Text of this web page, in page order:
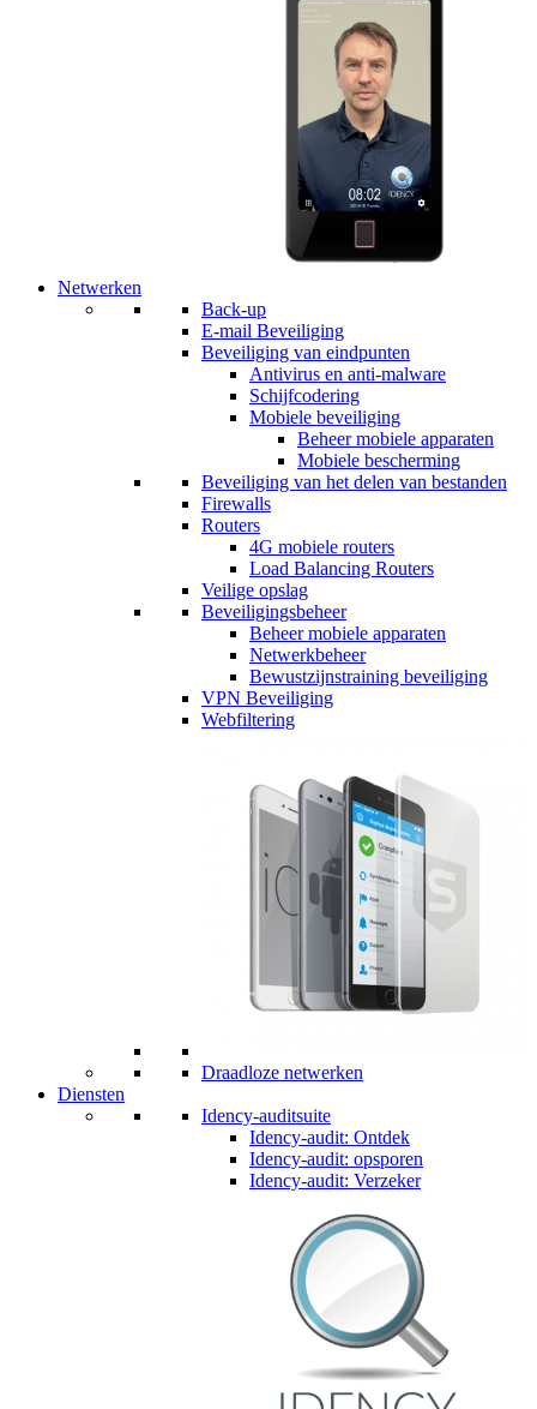
Netwerken
Back-up
E-mail Beveiliging
Beveiliging van eindpunten
Antivirus en anti-malware
Schijfcodering
Mobiele beveiliging
Beheer mobiele apparaten
Mobiele bescherming
Beveiliging van het delen van bestanden
Firewalls
Routers
4G mobiele routers
Load Balancing Routers
Veilige opslag
Beveiligingsbeheer
Beheer mobiele apparaten
Netwerkbeheer
Bewustzijnstraining beveiliging
VPN Beveiliging
Webfiltering
Draadloze netwerken
Diensten
Idency-auditsuite
Idency-audit: Ontdek
Idency-audit: opsporen
Idency-audit: Verzeker